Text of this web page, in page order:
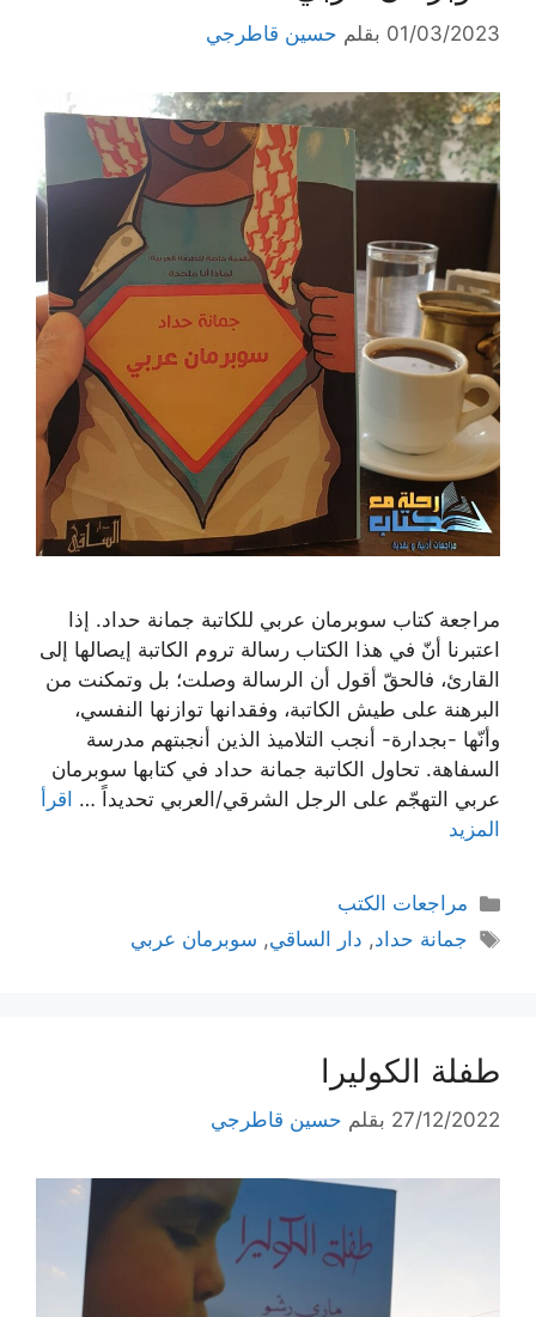
01/03/2023 بقلم حسين قاطرجي
مراجعة كتاب سوبرمان عربي للكاتبة جمانة حداد. إذا
اعتبرنا أنّ في هذا الكتاب رسالة تروم الكاتبة إيصالها إلى
القارئ، فالحقّ أقول أن الرسالة وصلت؛ بل وتمكنت من
البرهنة على طيش الكاتبة، وفقدانها توازنها النفسي،
وأنّها -بجدارة- أنجب التلاميذ الذين أنجبتهم مدرسة
السفاهة. تحاول الكاتبة جمانة حداد في كتابها سوبرمان
عربي التهجّم على الرجل الشرقي/العربي تحديداً … اقرأ
المزيد
التصنيفات
مراجعات الكتب
الوسوم
جمانة حداد, دار الساقي, سوبرمان عربي
طفلة الكوليرا
27/12/2022 بقلم حسين قاطرجي